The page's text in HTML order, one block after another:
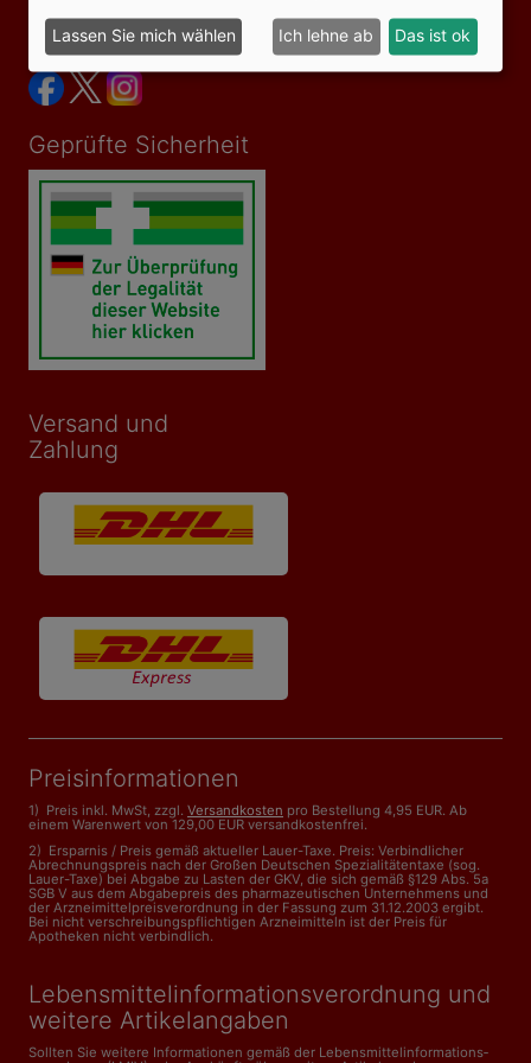
Social Media
Geprüfte Sicherheit
Versand und
Zahlung
Preisinformationen
1) Preis inkl. MwSt, zzgl. Versandkosten pro Bestellung 4,95 EUR. Ab
einem Warenwert von 129,00 EUR versandkostenfrei.
2) Ersparnis / Preis gemäß aktueller Lauer-Taxe. Preis: Verbindlicher
Abrechnungspreis nach der Großen Deutschen Spezialitätentaxe (sog.
Lauer-Taxe) bei Abgabe zu Lasten der GKV, die sich gemäß §129 Abs. 5a
SGB V aus dem Abgabepreis des pharmazeutischen Unternehmens und
der Arzneimittelpreisverordnung in der Fassung zum 31.12.2003 ergibt.
Bei nicht verschreibungspflichtigen Arzneimitteln ist der Preis für
Apotheken nicht verbindlich.
Lebensmittelinformations­verordnung und
weitere Artikelangaben
Sollten Sie weitere Informationen gemäß der Lebensmittel­informations­
Lassen Sie mich wählen Ich lehne ab Das ist ok